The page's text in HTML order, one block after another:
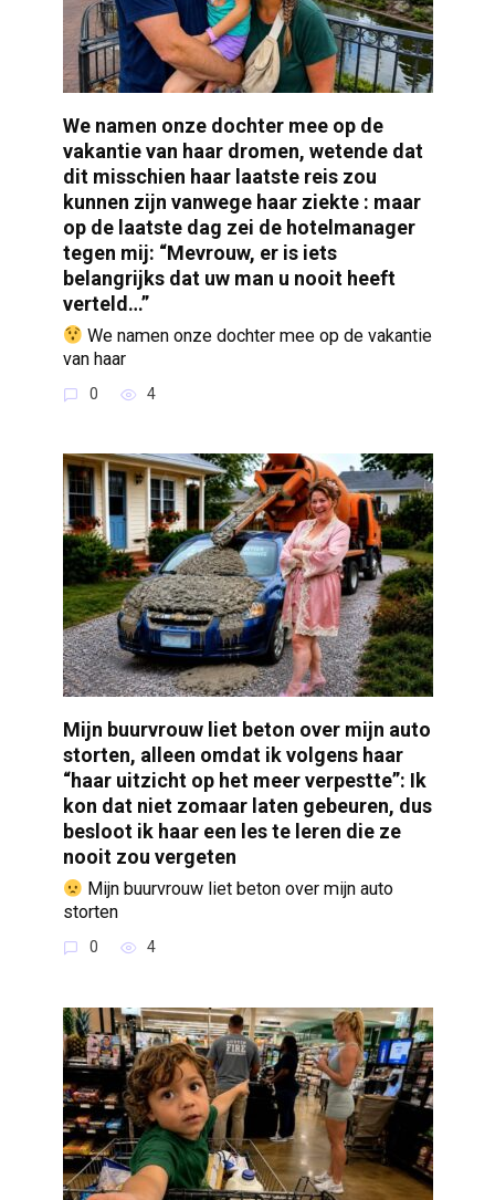
We namen onze dochter mee op de
vakantie van haar dromen, wetende dat
dit misschien haar laatste reis zou
kunnen zijn vanwege haar ziekte : maar
op de laatste dag zei de hotelmanager
tegen mij: “Mevrouw, er is iets
belangrijks dat uw man u nooit heeft
verteld…”
We namen onze dochter mee op de vakantie
van haar
0 4
Mijn buurvrouw liet beton over mijn auto
storten, alleen omdat ik volgens haar
“haar uitzicht op het meer verpestte”: Ik
kon dat niet zomaar laten gebeuren, dus
besloot ik haar een les te leren die ze
nooit zou vergeten
Mijn buurvrouw liet beton over mijn auto
storten
0 4